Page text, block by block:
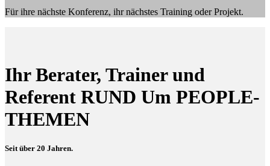
Für ihre nächste Konferenz, ihr nächstes Training oder Projekt.
Ihr Berater, Trainer und
Referent RUND Um PEOPLE-
THEMEN
Seit über 20 Jahren.